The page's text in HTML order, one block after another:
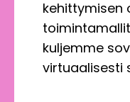
kehittymisen
kuljemme
virtuaalisesti